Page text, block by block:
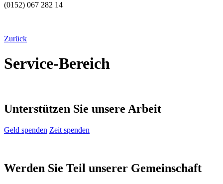
(0152) 067 282 14
Zurück
Service-Bereich
Unterstützen Sie unsere Arbeit
Geld spenden Zeit spenden
Werden Sie Teil unserer Gemeinschaft